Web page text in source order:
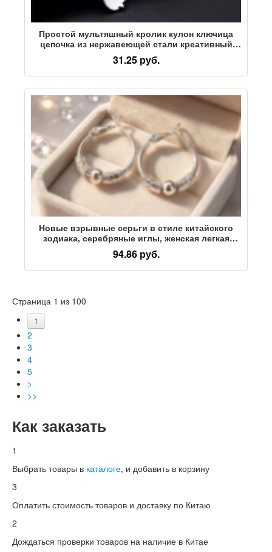
Простой мультяшный кролик кулон ключица
цепочка из нержавеющей стали креативный
аватар животного кролик ожерелье серьги
набор аксессуаров
31.25 руб.
Новые взрывные серьги в стиле китайского
зодиака, серебряные иглы, женская легкая
роскошь, простая, компактная и изысканная,
высококлассное качество бусин для переноса
Ванфу
94.86 руб.
Страница 1 из 100
1
2
3
4
5
>
>>
Как заказать
1
Выбрать товары в каталоге, и добавить в корзину
3
Оплатить стоимость товаров и доставку по Китаю
2
Дождаться проверки товаров на наличие в Китае